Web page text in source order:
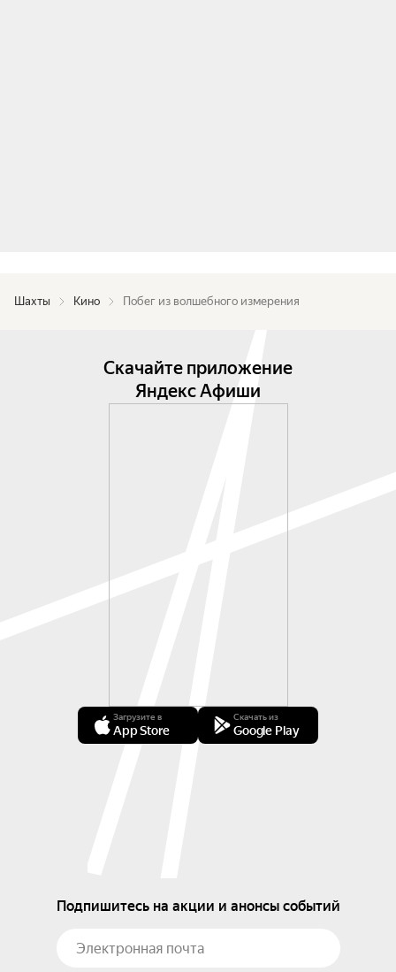
Шахты Кино Побег из волшебного измерения
Скачайте приложение
Яндекс Афиши
Загрузите в
App Store
Скачать из
Google Play
Подпишитесь на акции и анонсы событий